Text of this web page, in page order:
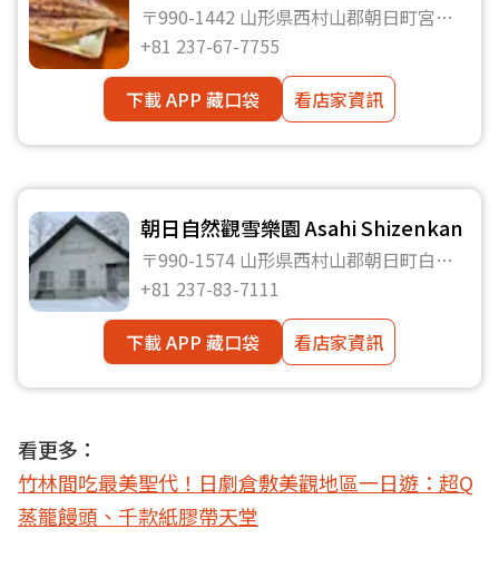
〒990-1442 山形県西村山郡朝日町宮宿
1111-1
+81 237-67-7755
下載 APP 藏口袋
看店家資訊
朝日自然觀雪樂園 Asahi Shizenkan
〒990-1574 山形県西村山郡朝日町白倉
745-1
+81 237-83-7111
下載 APP 藏口袋
看店家資訊
看更多：
竹林間吃最美聖代！日劇倉敷美觀地區一日遊：超Q
蒸籠饅頭、千款紙膠帶天堂